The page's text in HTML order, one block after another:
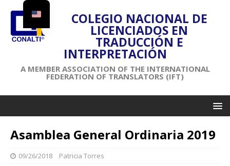
COLEGIO NACIONAL DE
LICENCIADOS EN
TRADUCCIÓN E
INTERPRETACIÓN
A MEMBER ASSOCIATION OF THE INTERNATIONAL
FEDERATION OF TRANSLATORS (IFT)
Asamblea General Ordinaria 2019
09/26/2018 Patricia Torres